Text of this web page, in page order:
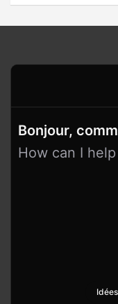
Bonjour,
How can I